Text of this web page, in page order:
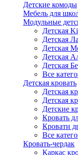
Детские комоды
Мебель для
Модульные
Детская
Детская
Детская
Детская
Детская
Все
Детская кровать
Детская
Детская
Детские
Кровать
Кровати
Все
Кровать-чердак
Каркас